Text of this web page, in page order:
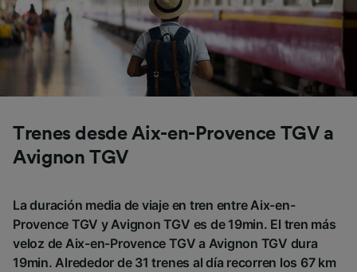
Trenes desde Aix-en-Provence TGV a
Avignon TGV
La duración media de viaje en tren entre Aix-en-
Provence TGV y Avignon TGV es de 19min. El tren más
veloz de Aix-en-Provence TGV a Avignon TGV dura
19min. Alrededor de 31 trenes al día recorren los 67 km